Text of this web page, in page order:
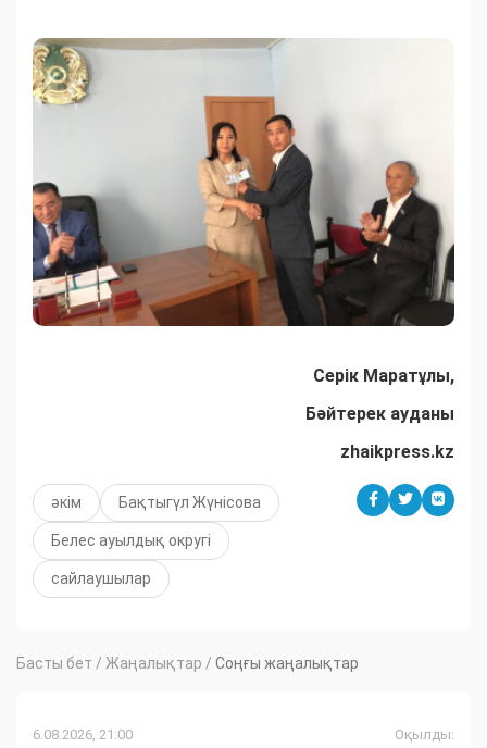
Серік Маратұлы,
Бәйтерек ауданы
zhaikpress.kz
әкім Бақтыгүл Жүнісова
Белес ауылдық округі
сайлаушылар
Басты бет / Жаңалықтар / Соңғы жаңалықтар
6.08.2026, 21:00 Оқылды: